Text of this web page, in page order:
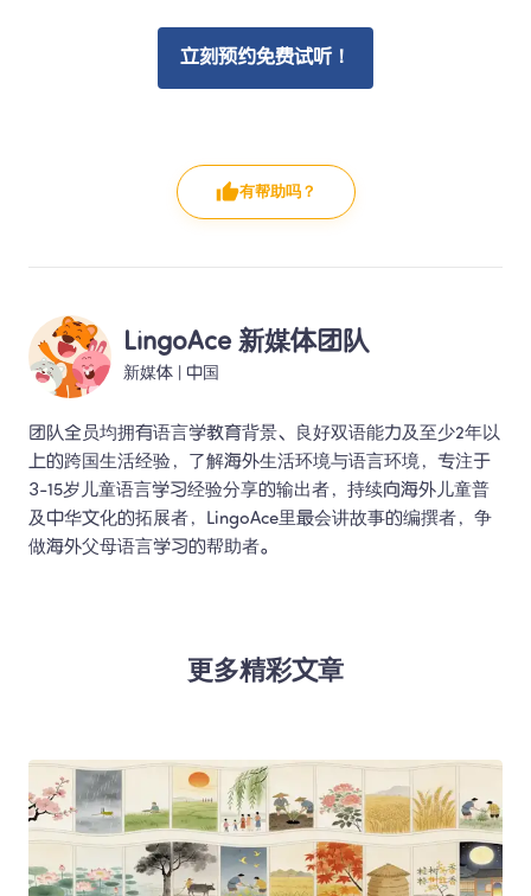
立刻预约免费试听！
有帮助吗？
LingoAce 新媒体团队
新媒体 中国
团队全员均拥有语言学教育背景、良好双语能力及至少2年以
上的跨国生活经验，了解海外生活环境与语言环境，专注于
3-15岁儿童语言学习经验分享的输出者，持续向海外儿童普
及中华文化的拓展者，LingoAce里最会讲故事的编撰者，争
做海外父母语言学习的帮助者。
更多精彩文章